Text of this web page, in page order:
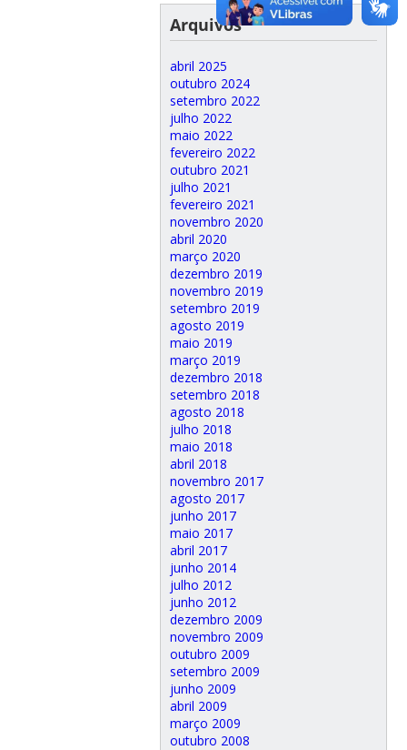
Arquivos
abril 2025
outubro 2024
setembro 2022
julho 2022
maio 2022
fevereiro 2022
outubro 2021
julho 2021
fevereiro 2021
novembro 2020
abril 2020
março 2020
dezembro 2019
novembro 2019
setembro 2019
agosto 2019
maio 2019
março 2019
dezembro 2018
setembro 2018
agosto 2018
julho 2018
maio 2018
abril 2018
novembro 2017
agosto 2017
junho 2017
maio 2017
abril 2017
junho 2014
julho 2012
junho 2012
dezembro 2009
novembro 2009
outubro 2009
setembro 2009
junho 2009
abril 2009
março 2009
outubro 2008